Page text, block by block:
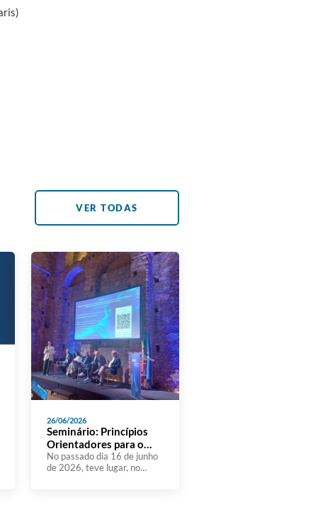
VER TODAS
26/06/2026
Seminário: Princípios
Orientadores para o
Desenvolvimento e
Melhoria dos SIGQ nas
No passado dia 16 de junho
de 2026, teve lugar, no